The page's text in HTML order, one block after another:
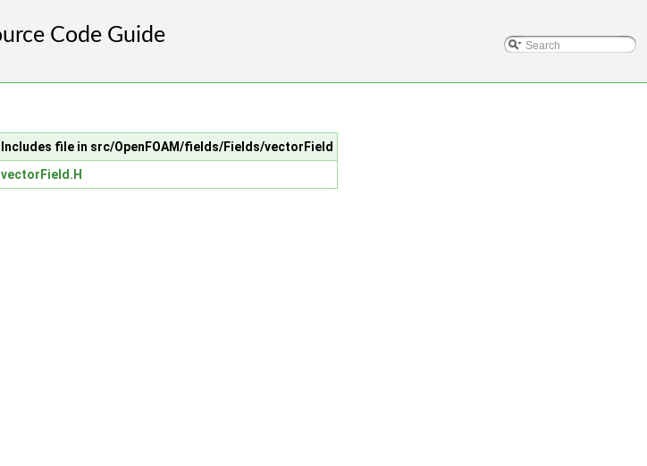
Includes file in src/OpenFOAM/fields/Fields/vectorField
vectorField.H